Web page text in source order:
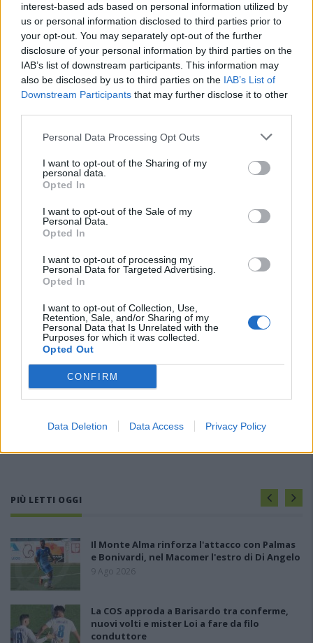
interest-based ads based on personal information utilized by
us or personal information disclosed to third parties prior to
your opt-out. You may separately opt-out of the further
disclosure of your personal information by third parties on the
IAB’s list of downstream participants. This information may
also be disclosed by us to third parties on the IAB’s List of
Downstream Participants that may further disclose it to other
Personal Data Processing Opt Outs
I want to opt-out of the Sharing of my
personal data.
Opted In
I want to opt-out of the Sale of my
Personal Data.
Opted In
I want to opt-out of processing my
Personal Data for Targeted Advertising.
Opted In
I want to opt-out of Collection, Use,
Retention, Sale, and/or Sharing of my
Personal Data that Is Unrelated with the
Purposes for which it was collected.
Opted Out
CONFIRM
Data Deletion Data Access Privacy Policy
PIÙ LETTI OGGI
Il Monte Alma rinforza l'attacco con Palmas
e Bonivardi, nel Macomer l'estro di Di Angelo
9 Ago 2026
La COS approda a Barisardo tra conferme,
nuovi volti e mister Loi a fare da filo
conduttore